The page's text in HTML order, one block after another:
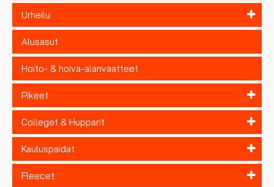
Urheilu
Alusasut
Hoito- & hoiva-alanvaatteet
Pikeet
Colleget & Hupparit
Kauluspaidat
Fleecet